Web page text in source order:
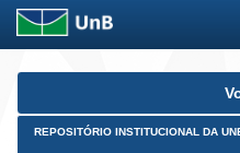
Skip
REPOSITÓRIO INSTITUCIONAL DA